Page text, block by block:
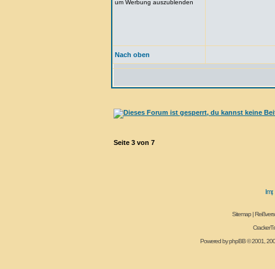
um Werbung auszublenden
Nach oben
Seite 3 von 7
Sitemap |
Powered byphpBB© 2001,